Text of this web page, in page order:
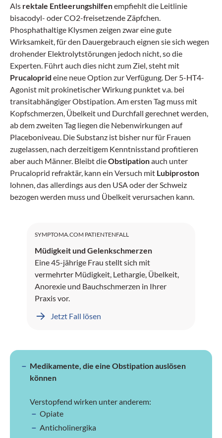
Als rektale Entleerungshilfenempfiehlt die Leitlinie
bisacodyl- oder CO2-freisetzende Zäpfchen.
Phosphathaltige Klysmen zeigen zwar eine gute
Wirksamkeit, für den Dauergebrauch eignen sie sich wegen
drohender Elektrolytstörungen jedoch nicht, so die
Experten. Führt auch dies nicht zum Ziel, steht mit
Prucaloprid eine neue Option zur Verfügung. Der 5-HT4-
Agonist mit prokinetischer Wirkung punktet v.a. bei
transitabhängiger Obstipation. Am ersten Tag muss mit
Kopfschmerzen, Übelkeit und Durchfall gerechnet werden,
ab dem zweiten Tag liegen die Nebenwirkungen auf
Placeboniveau. Die Substanz ist bisher nur für Frauen
zugelassen, nach derzeitigem Kenntnisstand profitieren
aber auch Männer. Bleibt dieObstipationauch unter
Prucaloprid refraktär, kann ein Versuch mit Lubiproston
lohnen, das allerdings aus den USA oder der Schweiz
bezogen werden muss und Übelkeit verursachen kann.
SYMPTOMA.COM PATIENTENFALL
Müdigkeit und Gelenkschmerzen
Eine 45-jährige Frau stellt sich mit
vermehrter Müdigkeit, Lethargie, Übelkeit,
Anorexie und Bauchschmerzen in Ihrer
Praxis vor.
Jetzt Fall lösen
Medikamente, die eine Obstipation auslösen
können
Verstopfend wirken unter anderem:
Opiate
Anticholinergika